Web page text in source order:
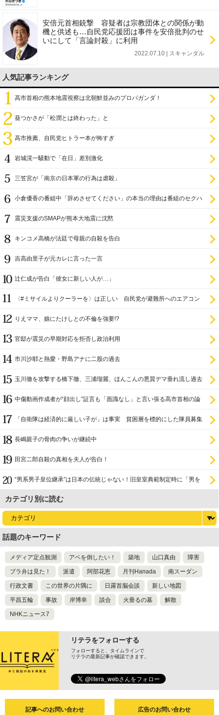
安倍元首相銃撃 容疑者は宗教団体との関係が動
機と供述も…自民党応援団は事件を安倍批判のせ
いにして「言論封殺」に利用
2022.07.10 | スキャンダル
人気記事ランキング
高市首相の熊本地震視察は北朝鮮並みのプロパガンダ！
葵つかさが「松潤とは終わった」と
高市推薦、自民党ヒトラー本が怖すぎ
岩城滉一騒動で「在日」差別激化
三笠宮が「南京の日本軍の行為は虐殺」
小倉優香の番組中「辞めさせてください」の本当の理由は番組のセクハ
震災支援のSMAPが熊本大地震に沈黙
キンコメ高橋が法廷で母親の自殺を告白
吉高由里子が元カレに言った一言
辻仁成が告白「彼女に新しい人が…」
〈#ミサイルよりクーラーを〉は正しい 自民党が避難所へのエアコン
りえママ、娘にたけしとの不倫を強要!?
官邸が震災の早期対応を拒否し政治利用
市川沙耶と熱愛・野島アナに二股の過去
玉川徹を攻撃する橋下徹、三浦瑠麗、ほんこんの悪質デマ垂れ流し過去
中傷動画作成者が“顔出し”証言も「面識なし」と言い張る高市首相の論
「自衛隊は経済的に厳しい子が」は事実 貧困層を標的にした隊員募集
長嶋親子の骨肉の争いが継続中
田宮二郎自殺の真相を夫人が告白！
“男系男子皇位継承”は日本の伝統じゃない！旧皇室典範制定時に「男を
尊び女を卑む」と
カテゴリ別に読む
話題のキーワード
メディア定点観測 アベを倒したい！ 築地 山口真由 障害
ブラ弁は見た！ 派遣 阿部花恵 月刊Hanada 南スーダン
行政文書 この世界の片隅に 日露首脳会談 新しい地図
平昌五輪 事故 岸博幸 談合 火垂るの墓 解散
NHKニュース7
リテラをフォローする
フォローすると、タイムラインで
リテラの最新記事が確認できます。
記事へのお問い合わせ 広告のお問い合わせ